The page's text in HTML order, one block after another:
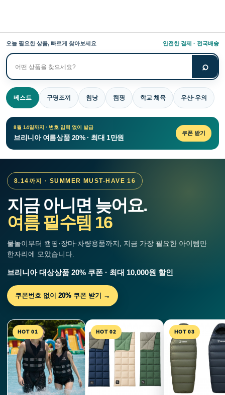
오늘 필요한 상품, 빠르게 찾아보세요 안전한 결제 · 전국배송
상
품
검
색
⌕
베스트 구명조끼 침낭 캠핑 학교 체육 우산·우의
8월 14일까지 · 번호 입력 없이 발급
브리니아 여름상품 20% · 최대 1만원
쿠폰 받기
8.14까지 · SUMMER MUST-HAVE 16
지금 아니면 늦어요.
여름 필수템 16
물놀이부터 캠핑·장마·차량용품까지, 지금 가장 필요한 아이템만
한자리에 모았습니다.
브리니아 대상상품 20% 쿠폰 · 최대 10,000원 할인
쿠폰번호 없이 20% 쿠폰 받기 →
HOT 01 HOT 02 HOT 03